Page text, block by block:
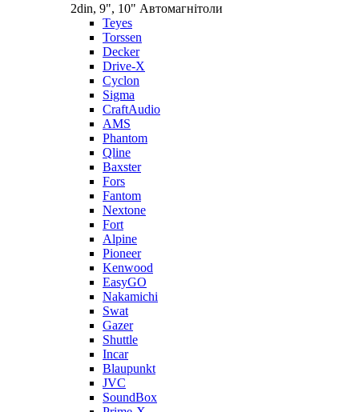
2din, 9", 10" Автомагнітоли
Teyes
Torssen
Decker
Drive-X
Cyclon
Sigma
CraftAudio
AMS
Phantom
Qline
Baxster
Fors
Fantom
Nextone
Fort
Alpine
Pioneer
Kenwood
EasyGO
Nakamichi
Swat
Gazer
Shuttle
Incar
Blaupunkt
JVC
SoundBox